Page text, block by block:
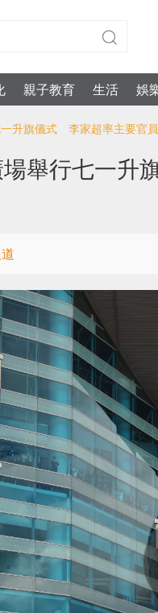
親子教育 生活 娛
升旗儀式 李家超率主要官
舉行七一